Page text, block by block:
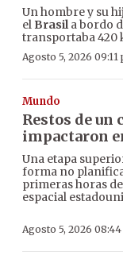
Un hombre y su
el Brasila bordo
transportaba 420
Agosto 5, 2026 09:11
Mundo
Restos de un
impactaron
Una etapa
forma no
primeras horas
espacial
Agosto 5, 2026 08:44